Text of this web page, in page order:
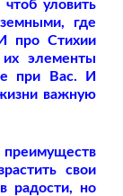
уловить
где
про Стихии
элементы
при Вас. И
важную
преимуществ
свои
радости, но